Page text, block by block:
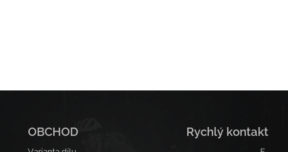
OBCHOD Rychlý kontakt